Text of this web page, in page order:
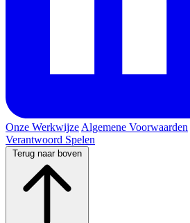
Onze Werkwijze Algemene Voorwaarden
Verantwoord Spelen
Terug naar boven